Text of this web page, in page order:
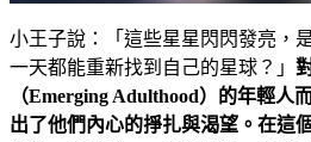
小王子說：「這些星星閃閃發亮，
一天都能重新找到自己的星球？」
（Emerging Adulthood）的年輕人
出了他們內心的掙扎與渴望。在這